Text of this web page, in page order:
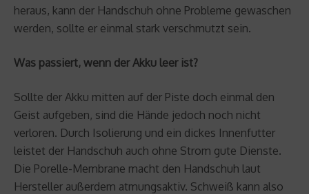
heraus, kann der Handschuh ohne Probleme gewaschen
werden, sollte er einmal stark verschmutzt sein.
Was passiert, wenn der Akku leer ist?
Sollte der Akku mitten auf der Piste doch einmal den
Geist aufgeben, sind die Hände jedoch noch nicht
verloren. Durch Isolierung und ein dickes Innenfutter
leistet der Handschuh auch ohne Strom gute Dienste.
Die Porelle-Membrane macht den Handschuh laut
Hersteller außerdem atmungsaktiv. Schweiß kann also